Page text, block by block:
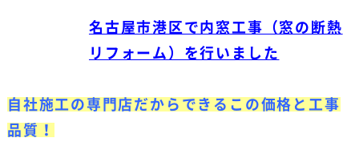
名古屋市港区で内窓工事（窓の断熱
リフォーム）を行いました
自社施工の専門店だからできるこの価格と工事
品質！